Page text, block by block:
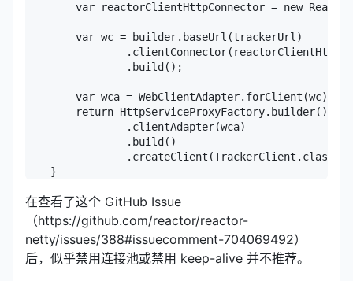
var reactorClientHttpConnector = new
        var wc = builder.baseUrl(trackerUrl)
                .build();
        var wca = WebClientAdapter.forClient(wc);
        return HttpServiceProxyFactory.builder()
                .clientAdapter(wca)
                .build()
                .createClient(TrackerClient.class);
    }
在查看了这个 GitHub Issue
（https://github.com/reactor/reactor-
netty/issues/388#issuecomment-704069492）
后，似乎禁用连接池或禁用 keep-alive 并不推荐。